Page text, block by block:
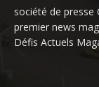
société de presse
premier news
Défis Actuels